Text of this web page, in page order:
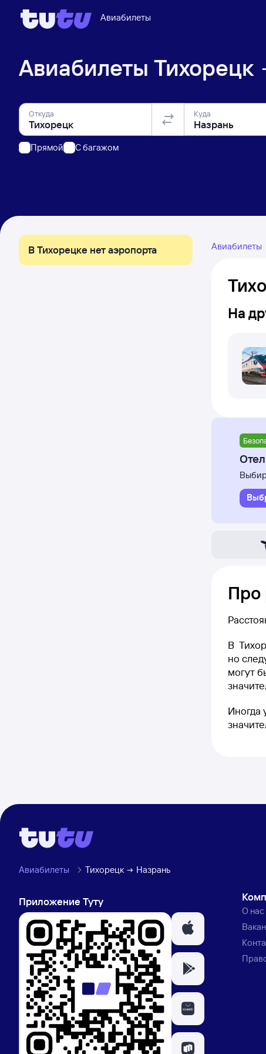
Авиабилеты
Авиабилеты Тихорецк
Откуда
Прямой C багажом
Куда
В Тихорецке нет аэропорта Авиабилеты
На
Про
В
но
могут
Иногда
Авиабилеты Тихорецк Назрань
Приложение Туту
О нас